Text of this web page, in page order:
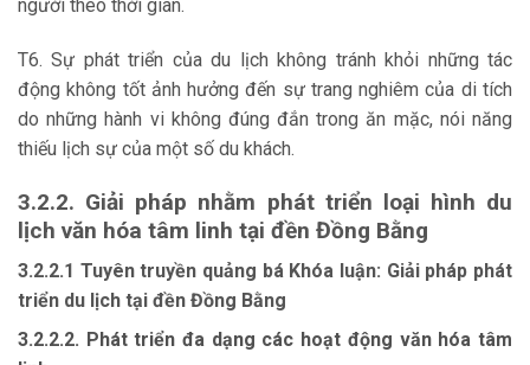
người theo thời gian.
T6. Sự phát triển của du lịch không tránh khỏi những tác
động không tốt ảnh hưởng đến sự trang nghiêm của di tích
do những hành vi không đúng đắn trong ăn mặc, nói năng
thiếu lịch sự của một số du khách.
3.2.2. Giải pháp nhằm phát triển loại hình du
lịch văn hóa tâm linh tại đền Đồng Bằng
3.2.2.1 Tuyên truyền quảng bá Khóa luận: Giải pháp phát
triển du lịch tại đền Đồng Bằng
3.2.2.2. Phát triển đa dạng các hoạt động văn hóa tâm